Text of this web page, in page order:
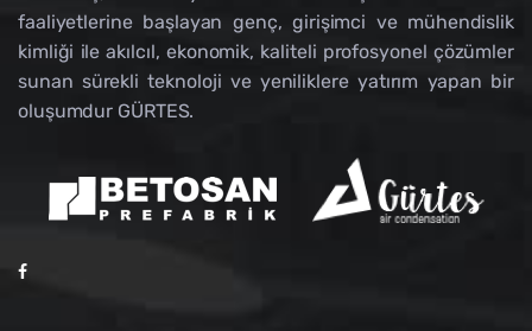
faaliyetlerine başlayan genç, girişimci ve mühendislik
kimliği ile akılcıl, ekonomik, kaliteli profosyonel çözümler
sunan sürekli teknoloji ve yeniliklere yatırım yapan bir
oluşumdur GÜRTES.